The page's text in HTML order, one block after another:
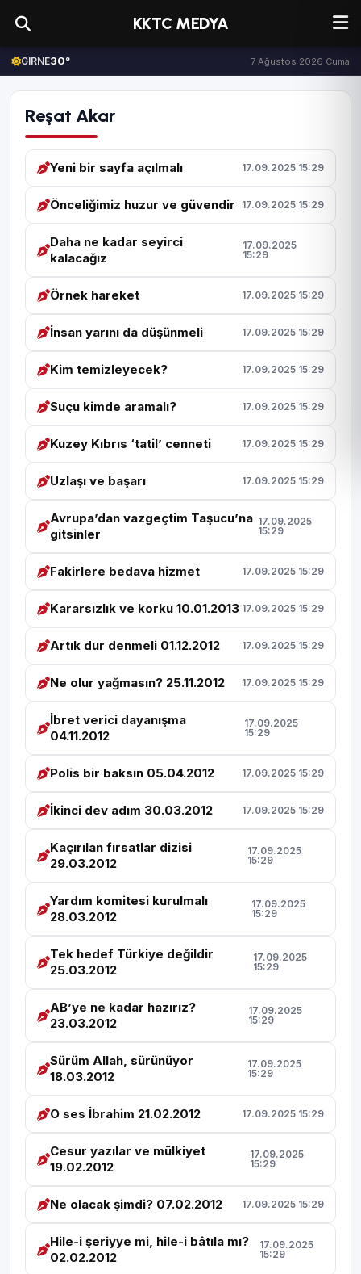
KKTC MEDYA
GIRNE30° 7 Ağustos 2026 Cuma
Reşat Akar
Yeni bir sayfa açılmalı 17.09.2025 15:29
Önceliğimiz huzur ve güvendir 17.09.2025 15:29
Daha ne kadar seyirci
kalacağız
17.09.2025
15:29
Örnek hareket 17.09.2025 15:29
İnsan yarını da düşünmeli 17.09.2025 15:29
Kim temizleyecek? 17.09.2025 15:29
Suçu kimde aramalı? 17.09.2025 15:29
Kuzey Kıbrıs ‘tatil’ cenneti 17.09.2025 15:29
Uzlaşı ve başarı 17.09.2025 15:29
Avrupa’dan vazgeçtim Taşucu’na
gitsinler
17.09.2025
15:29
Fakirlere bedava hizmet 17.09.2025 15:29
Kararsızlık ve korku 10.01.2013 17.09.2025 15:29
Artık dur denmeli 01.12.2012 17.09.2025 15:29
Ne olur yağmasın? 25.11.2012 17.09.2025 15:29
İbret verici dayanışma
04.11.2012
17.09.2025
15:29
Polis bir baksın 05.04.2012 17.09.2025 15:29
İkinci dev adım 30.03.2012 17.09.2025 15:29
Kaçırılan fırsatlar dizisi
29.03.2012
17.09.2025
15:29
Yardım komitesi kurulmalı
28.03.2012
17.09.2025
15:29
Tek hedef Türkiye değildir
25.03.2012
17.09.2025
15:29
AB’ye ne kadar hazırız?
23.03.2012
17.09.2025
15:29
Sürüm Allah, sürünüyor
18.03.2012
17.09.2025
15:29
O ses İbrahim 21.02.2012 17.09.2025 15:29
Cesur yazılar ve mülkiyet
19.02.2012
17.09.2025
15:29
Ne olacak şimdi? 07.02.2012 17.09.2025 15:29
Hile-i şeriyye mi, hile-i bâtıla mı?
02.02.2012
17.09.2025
15:29